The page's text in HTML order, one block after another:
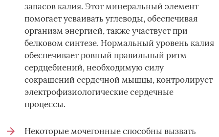
запасов калия. Этот минеральный элемент
помогает усваивать углеводы, обеспечивая
организм энергией, также участвует при
белковом синтезе. Нормальный уровень калия
обеспечивает ровный правильный ритм
сердцебиений, необходимую силу
сокращений сердечной мышцы, контролирует
электрофизиологические сердечные
процессы.
Некоторые мочегонные способны вызвать